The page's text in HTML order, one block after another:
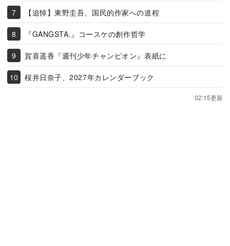
【追悼】東野圭吾、国民的作家への道程
『GANGSTA.』コースケの創作哲学
賀喜遥香『週刊少年チャンピオン』表紙に
桜井日奈子、2027年カレンダーブック
02:15更新